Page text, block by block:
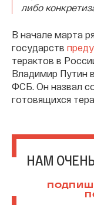
либо
В начале марта
государств
терактов в
Владимир Путин
ФСБ. Он назвал
готовящихся
НАМ